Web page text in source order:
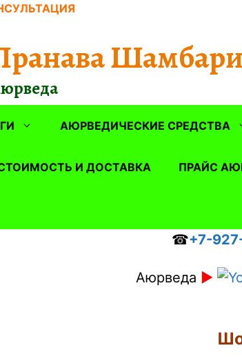
Шамбари
АЮРВЕДИЧЕСКИЕ СРЕДСТВА
И ДОСТАВКА ПРАЙС
☎+7-
Аюрведа ►